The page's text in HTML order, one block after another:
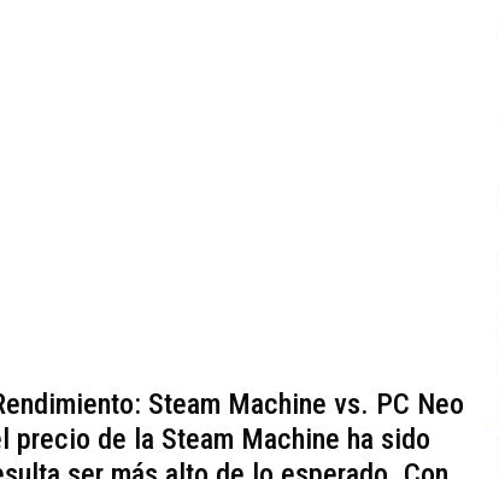
Steam Machine vs. PC Neo
precio de la Steam Machine ha sido